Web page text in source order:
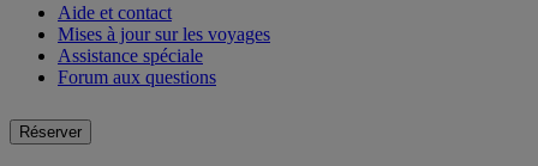
Aide et contact
Mises à jour sur les voyages
Assistance spéciale
Forum aux questions
Réserver